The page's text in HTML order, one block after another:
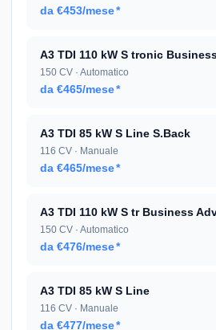
da €453/mese*
A3 TDI 110 kW S tronic
150 CV · Automatico
da €465/mese*
A3 TDI 85 kW S Line S.Back
116 CV · Manuale
da €465/mese*
A3 TDI 110 kW S tr Business
150 CV · Automatico
da €476/mese*
A3 TDI 85 kW S Line
116 CV · Manuale
da €477/mese*